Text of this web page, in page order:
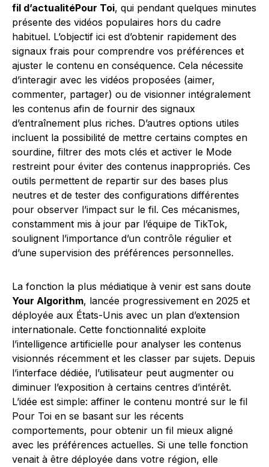
fil d’actualitéPour Toi, qui pendant quelques minutes
présente des vidéos populaires hors du cadre
habituel. L’objectif ici est d’obtenir rapidement des
signaux frais pour comprendre vos préférences et
ajuster le contenu en conséquence. Cela nécessite
d’interagir avec les vidéos proposées (aimer,
commenter, partager) ou de visionner intégralement
les contenus afin de fournir des signaux
d’entraînement plus riches. D’autres options utiles
incluent la possibilité de mettre certains comptes en
sourdine, filtrer des mots clés et activer le Mode
restreint pour éviter des contenus inappropriés. Ces
outils permettent de repartir sur des bases plus
neutres et de tester des configurations différentes
pour observer l’impact sur le fil. Ces mécanismes,
constamment mis à jour par l’équipe de TikTok,
soulignent l’importance d’un contrôle régulier et
d’une supervision des préférences personnelles.
La fonction la plus médiatique à venir est sans doute
Your Algorithm, lancée progressivement en 2025 et
déployée aux États-Unis avec un plan d’extension
internationale. Cette fonctionnalité exploite
l’intelligence artificielle pour analyser les contenus
visionnés récemment et les classer par sujets. Depuis
l’interface dédiée, l’utilisateur peut augmenter ou
diminuer l’exposition à certains centres d’intérêt.
L’idée est simple: affiner le contenu montré sur le fil
Pour Toi en se basant sur les récents
comportements, pour obtenir un fil mieux aligné
avec les préférences actuelles. Si une telle fonction
venait à être déployée dans votre région, elle